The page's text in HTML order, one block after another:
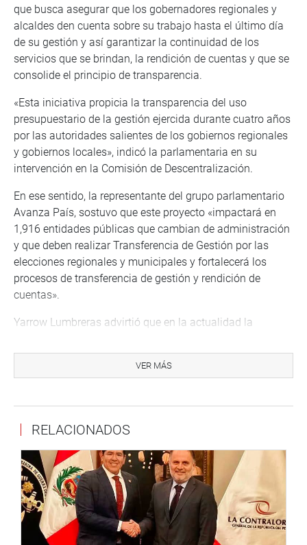
que busca asegurar que los gobernadores regionales y
alcaldes den cuenta sobre su trabajo hasta el último día
de su gestión y así garantizar la continuidad de los
servicios que se brindan, la rendición de cuentas y que se
consolide el principio de transparencia.
«Esta iniciativa propicia la transparencia del uso
presupuestario de la gestión ejercida durante cuatro años
por las autoridades salientes de los gobiernos regionales
y gobiernos locales», indicó la parlamentaria en su
intervención en la Comisión de Descentralización.
En ese sentido, la representante del grupo parlamentario
Avanza País, sostuvo que este proyecto «impactará en
1,916 entidades públicas que cambian de administración
y que deben realizar Transferencia de Gestión por las
elecciones regionales y municipales y fortalecerá los
procesos de transferencia de gestión y rendición de
cuentas».
Yarrow Lumbreras advirtió que en la actualidad la
finalidad validar la información y documentación de la
gestión saliente pero sus funciones «concluyen dos días
ejercicio de la gestión saliente, lo cual afecta la
continuidad de los servicios, la rendición de cuentas y el
principio de transparencia, que rige los procesos
desarrollados en la Directiva N° 008-2018- CG/GTN
‘Transferencia de laGestión Administrativa de los
Gobiernos Regionales y Gobiernos Locales’, emitida por la
Contraloría y aplicable ante un cambio de administración
VER MÁS
RELACIONADOS